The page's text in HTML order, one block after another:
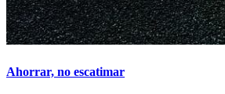
Ahorrar, no escatimar